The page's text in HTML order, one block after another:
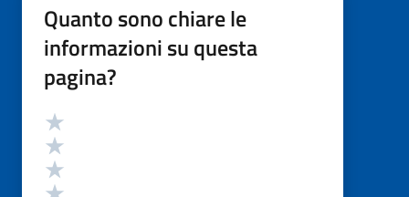
Quanto sono chiare le
informazioni su questa
pagina?
Valutazione